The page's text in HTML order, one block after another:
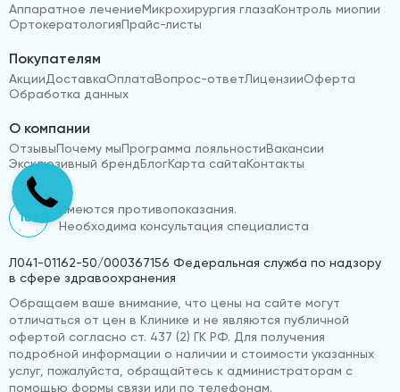
Аппаратное лечениеМикрохирургия глазаКонтроль миопии
ОртокератологияПрайс-листы
Покупателям
АкцииДоставкаОплатаВопрос-ответЛицензииОферта
Обработка данных
О компании
ОтзывыПочему мыПрограмма лояльностиВакансии
Эксклюзивный брендБлогКарта сайтаКонтакты
18+
Имеются противопоказания.
Необходима консультация специалиста
Л041-01162-50/000367156 Федеральная служба по надзору
в сфере здравоохранения
Обращаем ваше внимание, что цены на сайте могут
отличаться от цен в Клинике и не являются публичной
офертой согласно ст. 437 (2) ГК РФ. Для получения
подробной информации о наличии и стоимости указанных
услуг, пожалуйста, обращайтесь к администраторам с
помощью формы связи или по телефонам.